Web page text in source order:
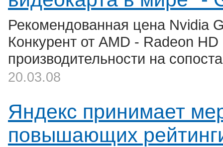
Рекомендованная цена Nvidia
Конкурент от AMD - Radeon
производительности на
20.03.08
Яндекс принимает
повышающих